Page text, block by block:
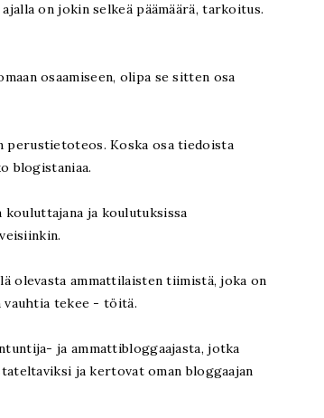
on jokin selkeä päämäärä, tarkoitus.
osaamiseen, olipa se sitten osa
perustietoteos. Koska osa tiedoista
blogistaniaa.
ja koulutuksissa
olevasta ammattilaisten tiimistä, joka on
tekee - töitä.
ja ammattibloggaajasta, jotka
ja kertovat oman bloggaajan